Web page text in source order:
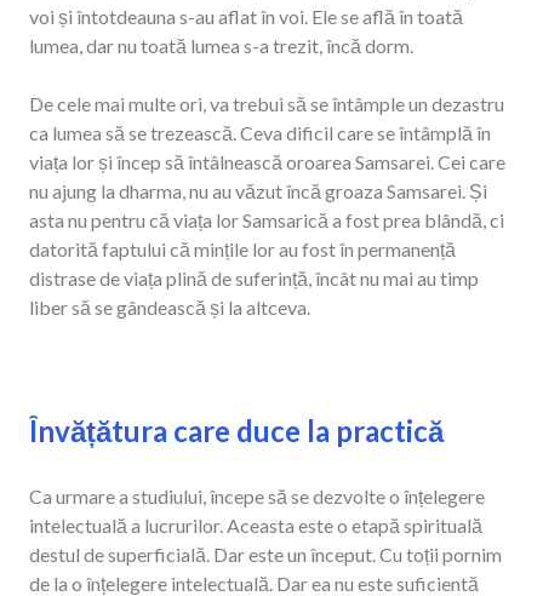
voi și întotdeauna s-au aflat în voi. Ele se află în toată
lumea, dar nu toată lumea s-a trezit, încă dorm.
De cele mai multe ori, va trebui să se întâmple un dezastru
ca lumea să se trezească. Ceva dificil care se întâmplă în
viața lor și încep să întâlnească oroarea Samsarei. Cei care
nu ajung la dharma, nu au văzut încă groaza Samsarei. Și
asta nu pentru că viața lor Samsarică a fost prea blândă, ci
datorită faptului că mințile lor au fost în permanență
distrase de viața plină de suferință, încât nu mai au timp
liber să se gândească și la altceva.
Învățătura care duce la practică
Ca urmare a studiului, începe să se dezvolte o înțelegere
intelectuală a lucrurilor. Aceasta este o etapă spirituală
destul de superficială. Dar este un început. Cu toții pornim
de la o înțelegere intelectuală. Dar ea nu este suficientă